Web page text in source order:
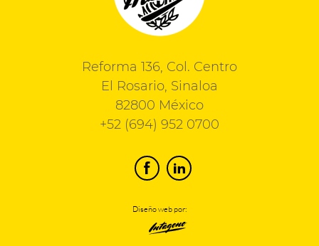
Reforma 136, Col. Centro
El Rosario, Sinaloa
82800 México
+52 (694) 952 0700
Diseño web por: